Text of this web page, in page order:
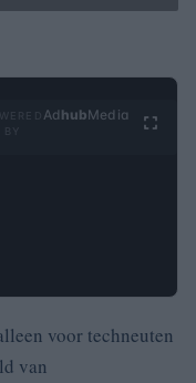
Ad hubMedia
voor techneuten
van